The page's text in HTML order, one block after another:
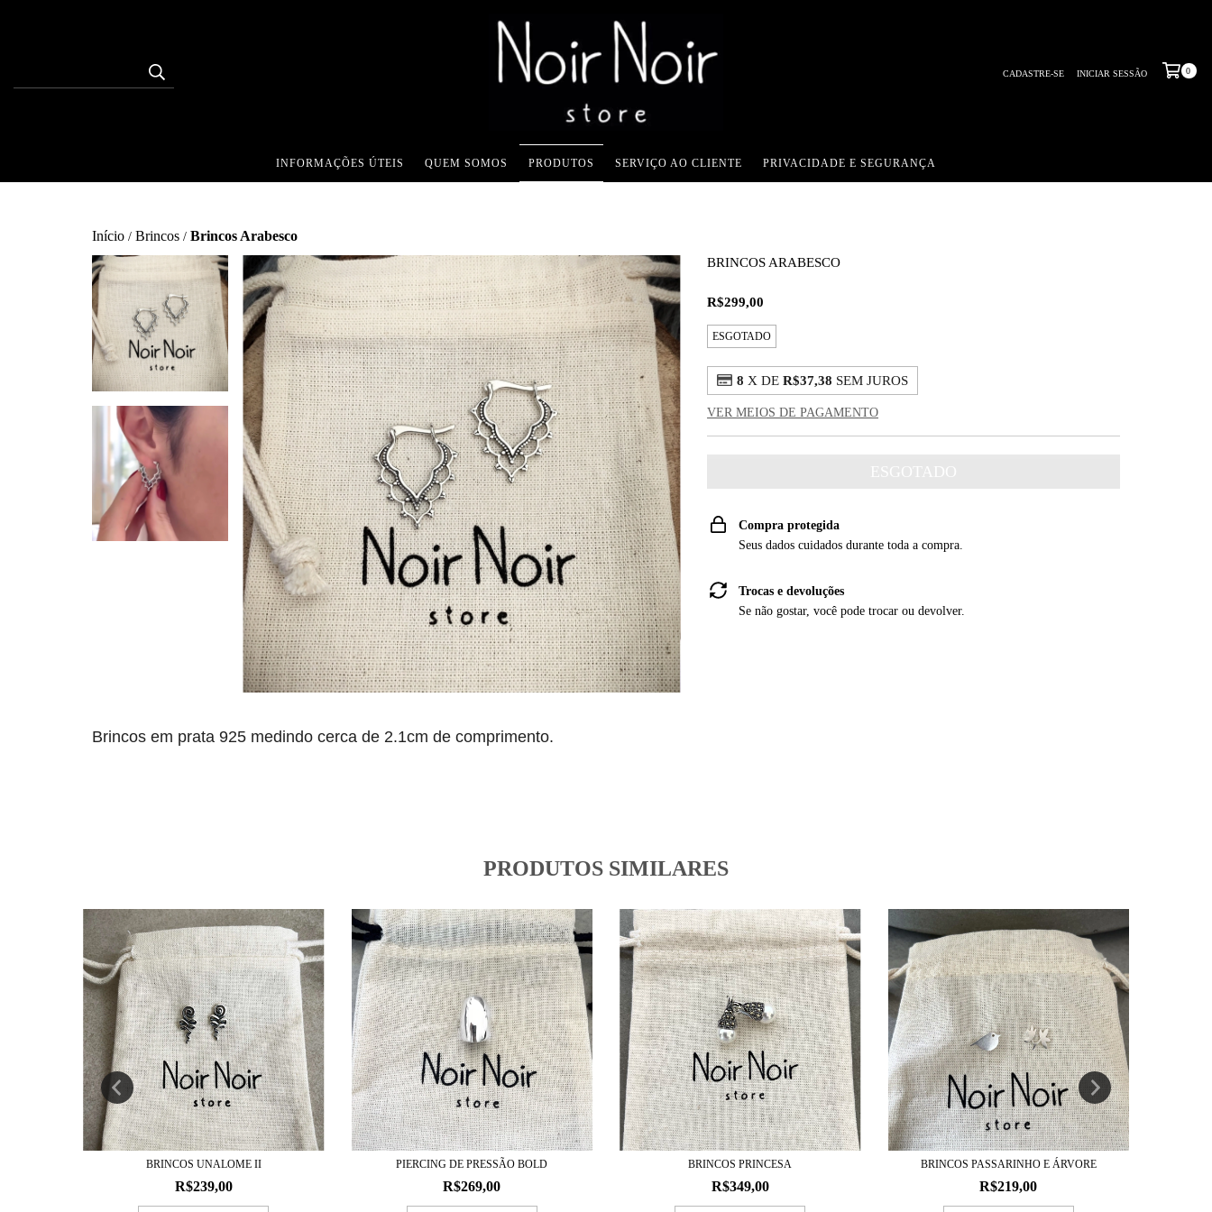
CADASTRE-SE INICIAR SESSÃO 0
INFORMAÇÕES ÚTEIS QUEM SOMOS PRODUTOS SERVIÇO AO CLIENTE PRIVACIDADE E SEGURANÇA
Início / Brincos / Brincos Arabesco
Brincos em prata 925 medindo cerca de 2.1cm de comprimento.
BRINCOS ARABESCO
R$299,00
ESGOTADO
8 X DE R$37,38 SEM JUROS
VER MEIOS DE PAGAMENTO
Compra protegida
Seus dados cuidados durante toda a compra.
Trocas e devoluções
Se não gostar, você pode trocar ou devolver.
PRODUTOS SIMILARES
BRINCOS UNALOME II
R$239,00
PIERCING DE PRESSÃO BOLD
R$269,00
BRINCOS PRINCESA
R$349,00
BRINCOS PASSARINHO E ÁRVORE
R$219,00